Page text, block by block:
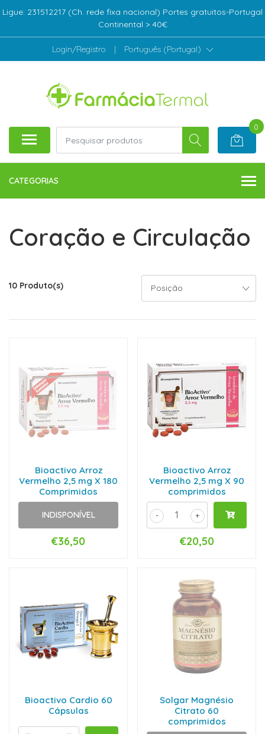
Ligue: 231512217 (Ch. rede fixa nacional) Portes gratuitos-Portugal
Continental > 40€
Login/Registro | Português (Portugal)
0
CATEGORIAS
Coração e Circulação
10 Produto(s)
Bioactivo Arroz
Vermelho 2,5 mg X 180
Comprimidos
INDISPONÍVEL
€36,50
Bioactivo Arroz
Vermelho 2,5 mg X 90
comprimidos
+
-
€20,50
Bioactivo Cardio 60
Cápsulas
Solgar Magnésio
Citrato 60
comprimidos